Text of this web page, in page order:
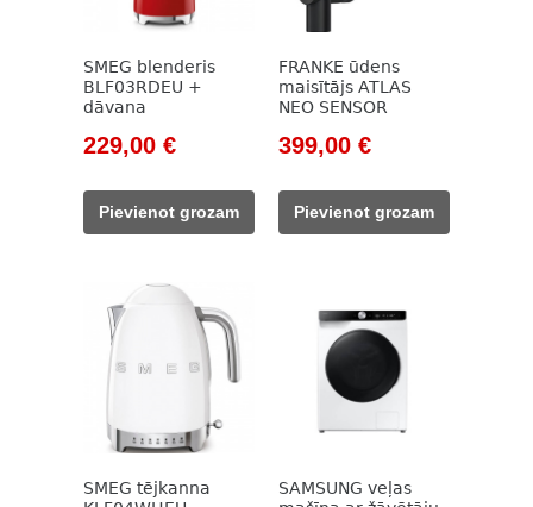
SMEG blenderis
BLF03RDEU +
dāvana
Original
was:
262,00 €.
229,00 €Current
229,00 €.
Pievienot grozam
FRANKE ūdens
maisītājs ATLAS
NEO SENSOR
Original
was:
558,00 €.
399,00 €Current
399,00 €.
Pievienot grozam
SMEG tējkanna
SAMSUNG veļas